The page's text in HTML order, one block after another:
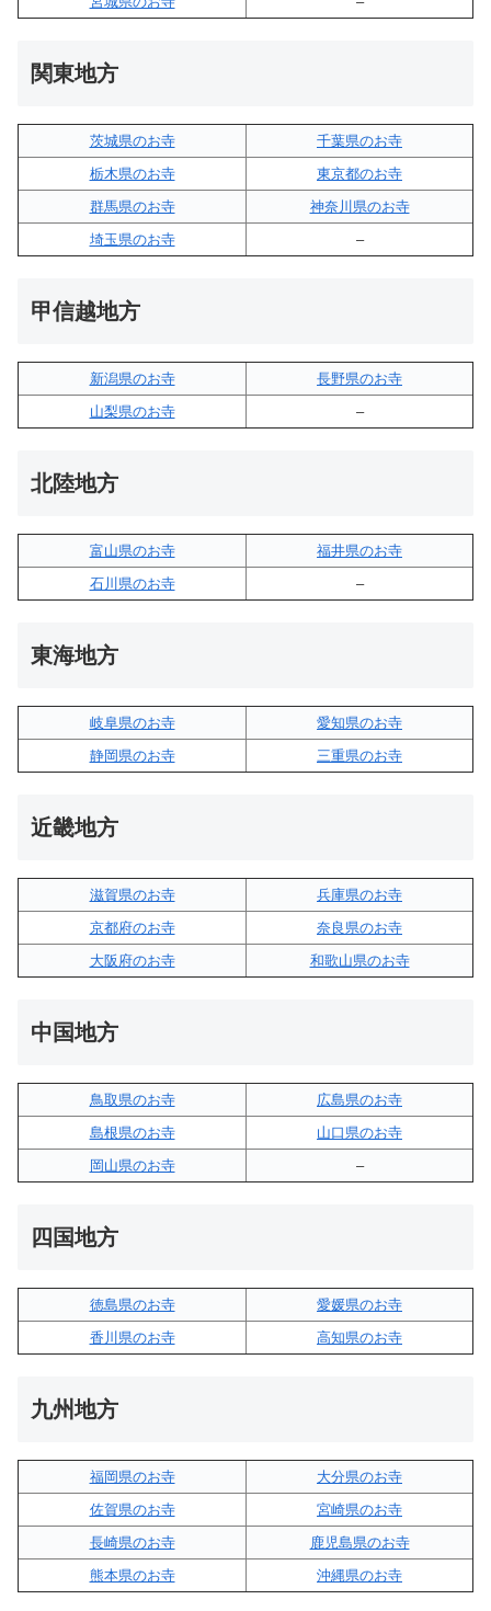
関東地方
茨城県のお寺
千葉県のお寺
栃木県のお寺
東京都のお寺
群馬県のお寺
神奈川県のお寺
埼玉県のお寺
–
甲信越地方
新潟県のお寺
長野県のお寺
山梨県のお寺
–
北陸地方
富山県のお寺
福井県のお寺
石川県のお寺
–
東海地方
岐阜県のお寺
愛知県のお寺
静岡県のお寺
三重県のお寺
近畿地方
滋賀県のお寺
兵庫県のお寺
京都府のお寺
奈良県のお寺
大阪府のお寺
和歌山県のお寺
中国地方
鳥取県のお寺
広島県のお寺
島根県のお寺
山口県のお寺
岡山県のお寺
–
四国地方
徳島県のお寺
愛媛県のお寺
香川県のお寺
高知県のお寺
九州地方
福岡県のお寺
大分県のお寺
佐賀県のお寺
宮崎県のお寺
長崎県のお寺
鹿児島県のお寺
熊本県のお寺
沖縄県のお寺